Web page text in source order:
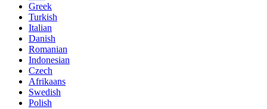
Greek
Turkish
Italian
Danish
Romanian
Indonesian
Czech
Afrikaans
Swedish
Polish